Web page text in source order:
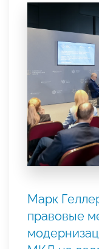
Марк
правовые